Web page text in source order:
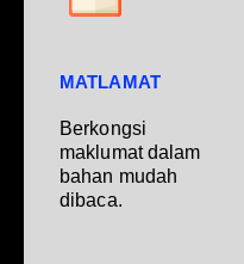
MATLAMAT
Berkongsi
maklumat dalam
bahan mudah
dibaca.